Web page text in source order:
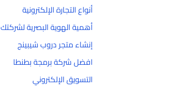
أنواع التجارة الإلكترونية
أهمية الهوية البصرية لشركتك
إنشاء متجر دروب شيبينج
افضل شركة برمجة بطنطا
التسويق الإلكتروني